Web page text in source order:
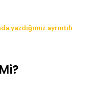
yazdığımız ayrıntılı